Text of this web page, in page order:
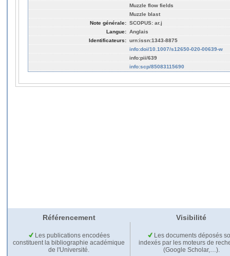
Muzzle flow fields
Muzzle blast
Note générale: SCOPUS: ar.j
Langue: Anglais
Identificateurs: urn:issn:1343-8875
info:doi/10.1007/s12650-020-00639-w
info:pii/639
info:scp/85083115690
Référencement Visibilité
Les publications encodées
constituent la bibliographie académique
de l'Université.
Les documents déposés
indexés par les moteurs de
(Google Scholar,…).